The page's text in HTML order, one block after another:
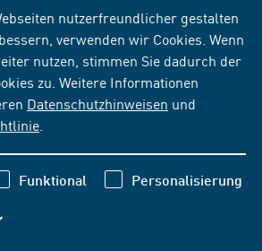
nutzerfreundlicher gestalten
verwenden wir Cookies. Wenn
nutzen, stimmen Sie dadurch der
zu. Weitere Informationen
Datenschutzhinweisen und
Funktional Personalisierung